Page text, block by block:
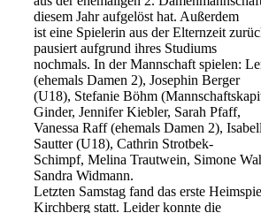
diesem Jahr aufgelöst hat. Außerdem
ist eine Spielerin aus der Elternzeit
pausiert aufgrund ihres Studiums
nochmals. In der Mannschaft spielen:
(ehemals Damen 2), Josephin Berger
(U18), Stefanie Böhm
Ginder, Jennifer Kiebler, Sarah Pfaff,
Vanessa Raff (ehemals Damen 2),
Sautter (U18), Cathrin Strotbek-
Schimpf, Melina Trautwein, Simone
Sandra Widmann.
Letzten Samstag fand das erste
Kirchberg statt. Leider konnte die